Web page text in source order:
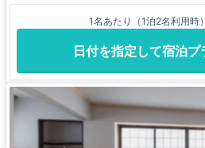
1名あたり（1泊2名利用時）
日付を指定して宿泊プ